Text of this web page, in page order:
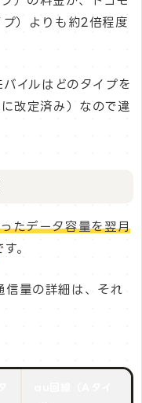
）よりも約2倍程度
イルはどのタイプを
改定済み）なので違
たデータ容量を翌月
す。
信量の詳細は、それ